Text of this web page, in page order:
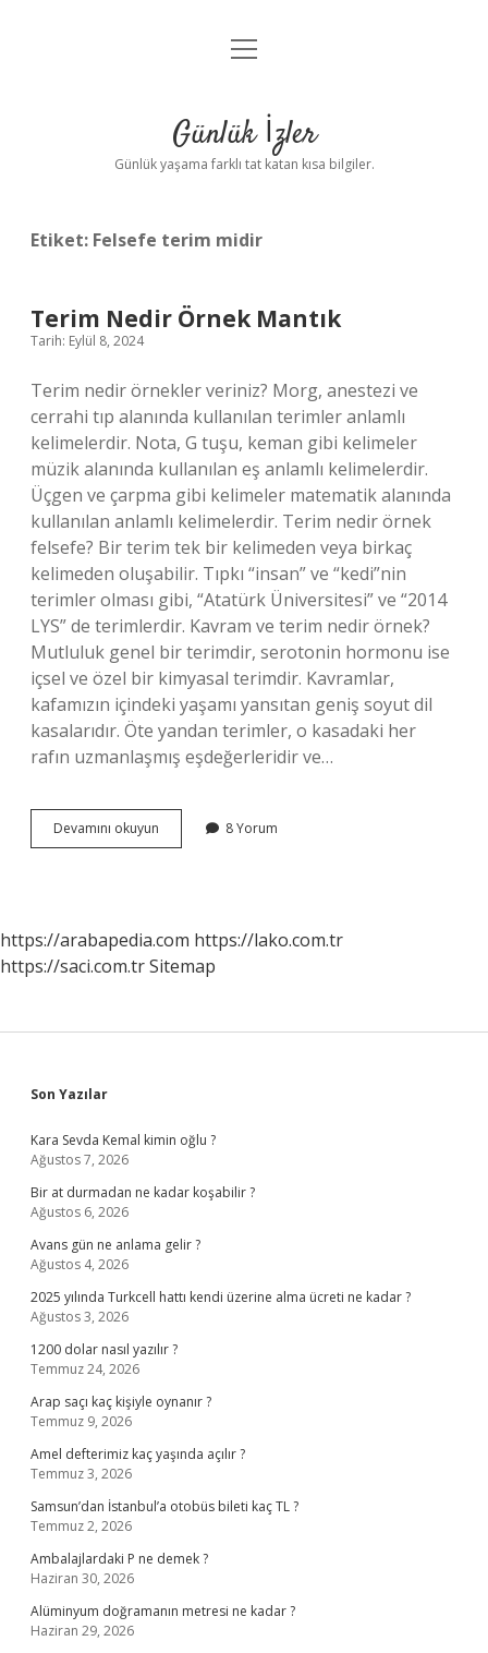
Anasayfa
Yasal Uyarı
menüyü
Günlük İzler
Günlük yaşama farklı tat katan kısa bilgiler.
Etiket: Felsefe terim midir
Terim Nedir Örnek Mantık
Tarih: Eylül 8, 2024
Terim nedir örnekler veriniz? Morg, anestezi ve
cerrahi tıp alanında kullanılan terimler anlamlı
kelimelerdir. Nota, G tuşu, keman gibi kelimeler
müzik alanında kullanılan eş anlamlı kelimelerdir.
Üçgen ve çarpma gibi kelimeler matematik alanında
kullanılan anlamlı kelimelerdir. Terim nedir örnek
felsefe? Bir terim tek bir kelimeden veya birkaç
kelimeden oluşabilir. Tıpkı “insan” ve “kedi”nin
terimler olması gibi, “Atatürk Üniversitesi” ve “2014
LYS” de terimlerdir. Kavram ve terim nedir örnek?
Mutluluk genel bir terimdir, serotonin hormonu ise
içsel ve özel bir kimyasal terimdir. Kavramlar,
kafamızın içindeki yaşamı yansıtan geniş soyut dil
kasalarıdır. Öte yandan terimler, o kasadaki her
rafın uzmanlaşmış eşdeğerleridir ve…
Devamını okuyun
Nedir
8 Yorum
https://arabapedia.com https://lako.com.tr
https://saci.com.trSitemap
Sidebar
Son Yazılar
Kara Sevda Kemal kimin oğlu ?
Ağustos 7, 2026
Bir at durmadan ne kadar koşabilir ?
Ağustos 6, 2026
Avans gün ne anlama gelir ?
Ağustos 4, 2026
2025 yılında Turkcell hattı kendi üzerine alma ücreti ne kadar ?
Ağustos 3, 2026
1200 dolar nasıl yazılır ?
Temmuz 24, 2026
Arap saçı kaç kişiyle oynanır ?
Temmuz 9, 2026
Amel defterimiz kaç yaşında açılır ?
Temmuz 3, 2026
Samsun’dan İstanbul’a otobüs bileti kaç TL ?
Temmuz 2, 2026
Ambalajlardaki P ne demek ?
Haziran 30, 2026
Alüminyum doğramanın metresi ne kadar ?
Haziran 29, 2026